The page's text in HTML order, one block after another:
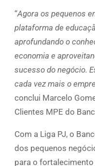
“Agora os pequenos
plataforma de
aprofundando o
economia e
sucesso do negócio.
cada vez mais o
conclui Marcelo
Clientes MPE do
Com a Liga PJ, o
dos pequenos
para o fortalecimento